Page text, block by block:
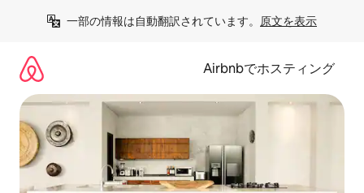
一部の情報は自動翻訳されています。 原文を表示
Airbnbでホスティング